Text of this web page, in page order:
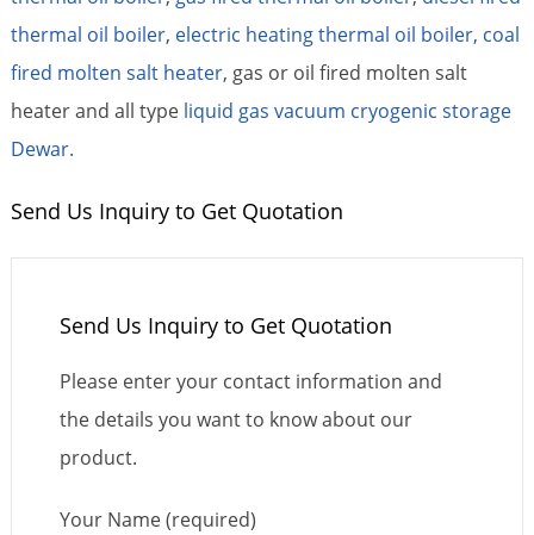
thermal oil boiler, electric heating thermal oil boiler, coal
fired molten salt heater, gas or oil fired molten salt
heater and all type liquid gas vacuum cryogenic storage
Dewar.
Send Us Inquiry to Get Quotation
Send Us Inquiry to Get Quotation
Please enter your contact information and
the details you want to know about our
product.
Your Name (required)